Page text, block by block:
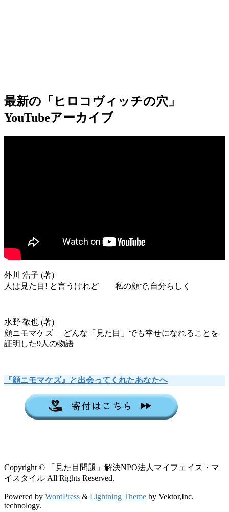
最新の「ヒロコヴィッチの穴」
YouTubeアーカイブ
外川 浩子 (著)
人は見た目! と言うけれど――私の顔で,自分らしく
水野 敬也 (著)
顔ニモマケズ ―どんな「見た目」でも幸せになれることを
証明した9人の物語
『顔ニモマケズ』と出会ってくれたあなたへ
Copyright © 「見た目問題」解決NPO法人マイフェイス・マ
イスタイル All Rights Reserved.
Powered by WordPress & Lightning Theme by Vektor,Inc.
technology.